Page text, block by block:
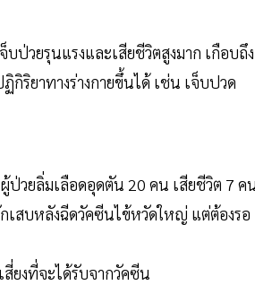
ป่วยรุนแรงและเสียชีวิตสูงมาก เกือบถึง
กิริยาทางร่างกายขึ้นได้ เช่น เจ็บปวด
ป่วยลิ่มเลือดอุดตัน 20 คน เสียชีวิต 7 ค
เสบหลังฉีดวัคซีนไข้หวัดใหญ่ แต่ต้องรอ
สี่ยงที่จะได้รับจากวัคซีน